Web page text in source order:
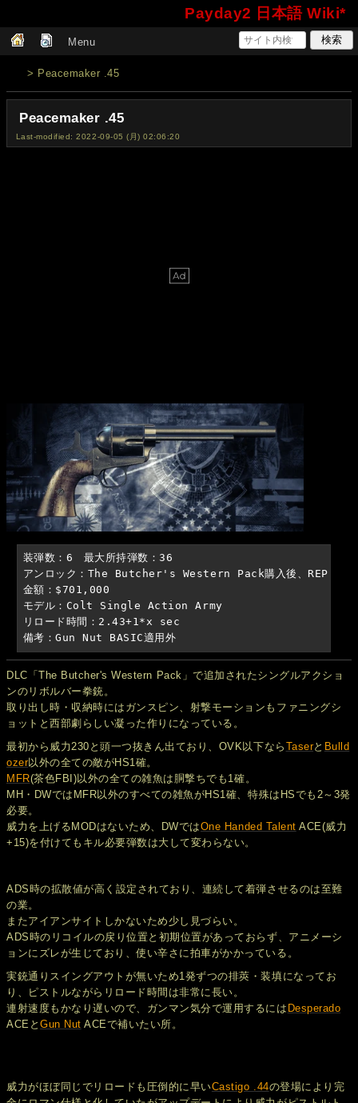
Payday2 日本語 Wiki*
Menu
> Peacemaker .45
Peacemaker .45
Last-modified: 2022-09-05 (月) 02:06:20
装弾数：6　最大所持弾数：36
アンロック：The Butcher's Western Pack購入後、REP 31
金額：$701,000
モデル：Colt Single Action Army
リロード時間：2.43+1*x sec
備考：Gun Nut BASIC適用外
DLC「The Butcher's Western Pack」で追加されたシングルアクショ
ンのリボルバー拳銃。
取り出し時・収納時にはガンスピン、射撃モーションもファニングシ
ョットと西部劇らしい凝った作りになっている。
最初から威力230と頭一つ抜きん出ており、OVK以下なら Taserと Bulld
ozer以外の全ての敵がHS1確。
MFR(茶色FBI)以外の全ての雑魚は胴撃ちでも1確。
MH・DWではMFR以外のすべての雑魚がHS1確、特殊はHSでも2～3発
必要。
威力を上げるMODはないため、DWではOne Handed Talent ACE(威力
+15)を付けてもキル必要弾数は大して変わらない。
ADS時の拡散値が高く設定されており、連続して着弾させるのは至難
の業。
またアイアンサイトしかないため少し見づらい。
ADS時のリコイルの戻り位置と初期位置があっておらず、アニメーシ
ョンにズレが生じており、使い辛さに拍車がかかっている。
実銃通りスイングアウトが無いため1発ずつの排莢・装填になってお
り、ピストルながらリロード時間は非常に長い。
連射速度もかなり遅いので、ガンマン気分で運用するには Desperado
ACEとGun Nut ACEで補いたい所。
威力がほぼ同じでリロードも圧倒的に早いCastigo .44の登場により完